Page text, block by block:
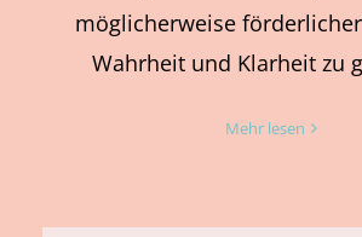
möglicherweise
Wahrheit und Klarheit zu
Mehr lesen